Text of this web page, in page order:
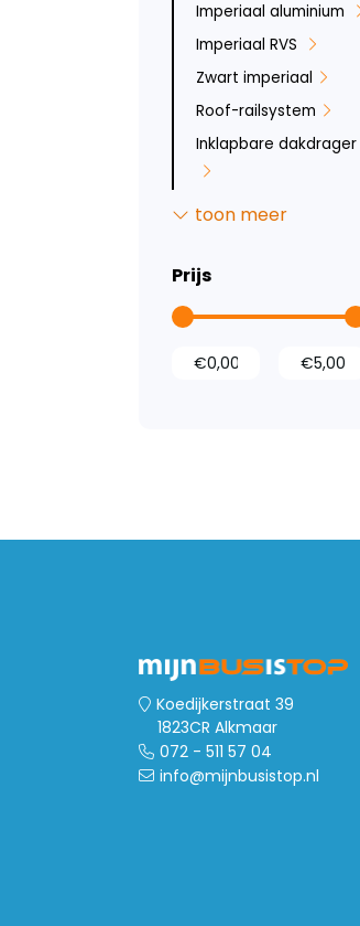
Imperiaal aluminium
Imperiaal RVS
Zwart imperiaal
Roof-railsystem
Inklapbare dakdrager
Allesdragers
Deurladders
Ruit beveiliging
Dak- en
toon meer
Prijs
Koedijkerstraat 39
1823CR Alkmaar
072 - 511 57 04
info@mijnbusistop.nl